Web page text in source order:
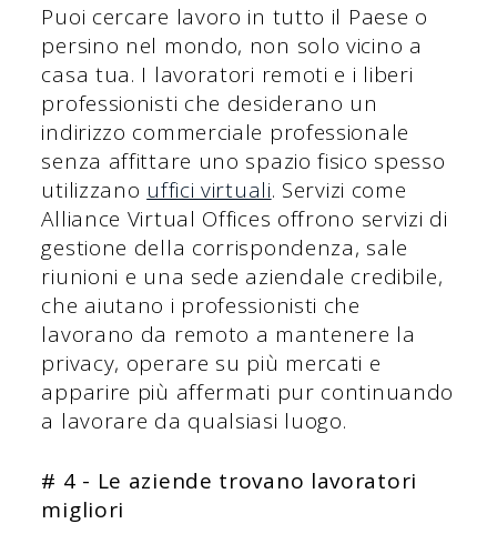
Puoi cercare lavoro in tutto il Paese o
persino nel mondo, non solo vicino a
casa tua. I lavoratori remoti e i liberi
professionisti che desiderano un
indirizzo commerciale professionale
senza affittare uno spazio fisico spesso
utilizzano uffici virtuali. Servizi come
Alliance Virtual Offices offrono servizi di
gestione della corrispondenza, sale
riunioni e una sede aziendale credibile,
che aiutano i professionisti che
lavorano da remoto a mantenere la
privacy, operare su più mercati e
apparire più affermati pur continuando
a lavorare da qualsiasi luogo.
# 4 - Le aziende trovano lavoratori
migliori